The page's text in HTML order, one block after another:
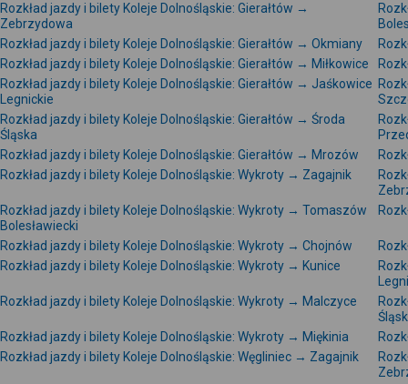
Rozkład jazdy i bilety Koleje Dolnośląskie: Gierałtów →
Zebrzydowa
Rozkład jazdy i bilety Koleje Dolnośląskie: Gierałtów → Okmiany
Rozkład jazdy i bilety Koleje Dolnośląskie: Gierałtów → Miłkowice
Rozkład jazdy i bilety Koleje Dolnośląskie: Gierałtów → Jaśkowice
Legnickie
Rozkład jazdy i bilety Koleje Dolnośląskie: Gierałtów → Środa
Śląska
Rozkład jazdy i bilety Koleje Dolnośląskie: Gierałtów → Mrozów
Rozkład jazdy i bilety Koleje Dolnośląskie: Wykroty → Zagajnik
Rozkład jazdy i bilety Koleje Dolnośląskie: Wykroty → Tomaszów
Bolesławiecki
Rozkład jazdy i bilety Koleje Dolnośląskie: Wykroty → Chojnów
Rozkład jazdy i bilety Koleje Dolnośląskie: Wykroty → Kunice
Rozkład jazdy i bilety Koleje Dolnośląskie: Wykroty → Malczyce
Rozkład jazdy i bilety Koleje Dolnośląskie: Wykroty → Miękinia
Rozkład jazdy i bilety Koleje Dolnośląskie: Węgliniec → Zagajnik